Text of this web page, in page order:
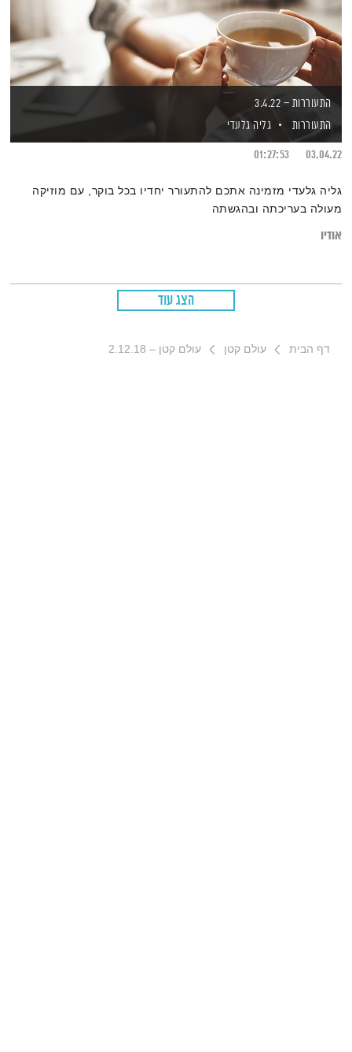
התעוררות – 3.4.22
התעוררות
גליה גלעדי
03.04.22
01:27:53
גליה גלעדי מזמינה אתכם להתעורר יחדיו בכל בוקר, עם מוזיקה
מעולה בעריכתה ובהגשתה
אודיו
הצג עוד
דף הבית עולם קטן עולם קטן – 2.12.18